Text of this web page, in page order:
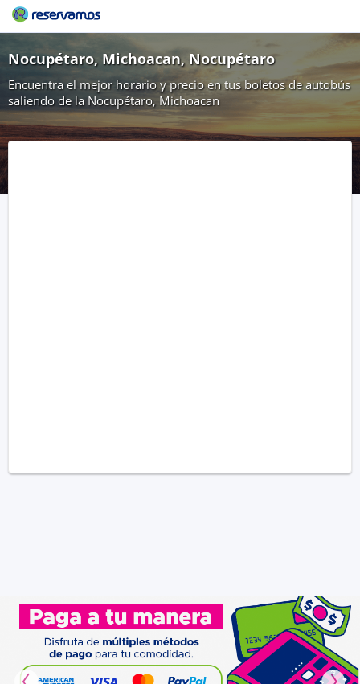
Nocupétaro, Michoacan, Nocupétaro
Encuentra el mejor horario y precio en tus boletos de autobús
saliendo de la Nocupétaro, Michoacan